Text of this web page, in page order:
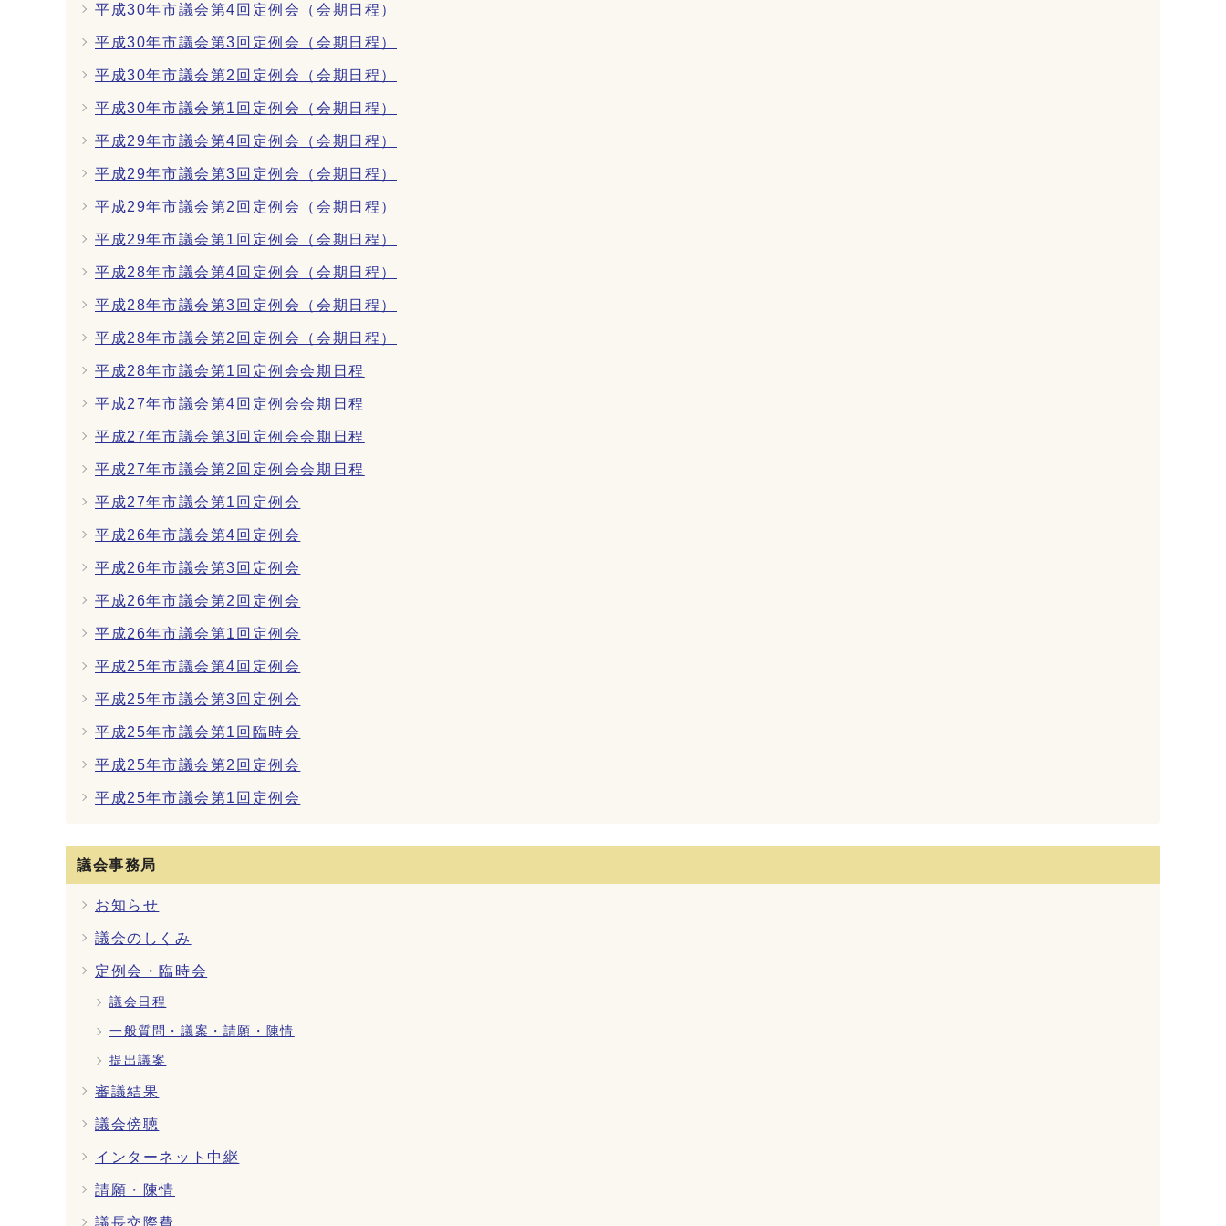
平成30年市議会第4回定例会（会期日程）
平成30年市議会第3回定例会（会期日程）
平成30年市議会第2回定例会（会期日程）
平成30年市議会第1回定例会（会期日程）
平成29年市議会第4回定例会（会期日程）
平成29年市議会第3回定例会（会期日程）
平成29年市議会第2回定例会（会期日程）
平成29年市議会第1回定例会（会期日程）
平成28年市議会第4回定例会（会期日程）
平成28年市議会第3回定例会（会期日程）
平成28年市議会第2回定例会（会期日程）
平成28年市議会第1回定例会会期日程
平成27年市議会第4回定例会会期日程
平成27年市議会第3回定例会会期日程
平成27年市議会第2回定例会会期日程
平成27年市議会第1回定例会
平成26年市議会第4回定例会
平成26年市議会第3回定例会
平成26年市議会第2回定例会
平成26年市議会第1回定例会
平成25年市議会第4回定例会
平成25年市議会第3回定例会
平成25年市議会第1回臨時会
平成25年市議会第2回定例会
平成25年市議会第1回定例会
議会事務局
お知らせ
議会のしくみ
定例会・臨時会
議会日程
一般質問・議案・請願・陳情
提出議案
審議結果
議会傍聴
インターネット中継
請願・陳情
議長交際費